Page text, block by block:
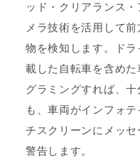
ッド・クリアランス
メラ技術を活用して
物を検知します。ド
載した自転車を含め
グラミングすれば、
も、車両がインフォ
チスクリーンにメッ
警告します。